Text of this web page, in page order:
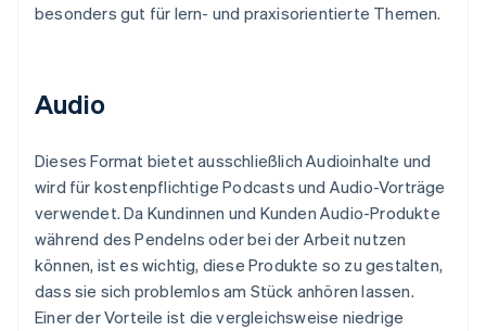
besonders gut für lern- und praxisorientierte Themen.
Audio
Dieses Format bietet ausschließlich Audioinhalte und
wird für kostenpflichtige Podcasts und Audio-Vorträge
verwendet. Da Kundinnen und Kunden Audio-Produkte
während des Pendelns oder bei der Arbeit nutzen
können, ist es wichtig, diese Produkte so zu gestalten,
dass sie sich problemlos am Stück anhören lassen.
Einer der Vorteile ist die vergleichsweise niedrige